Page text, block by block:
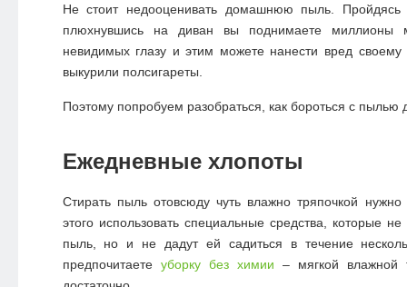
Не стоит недооценивать домашнюю пыль.
плюхнувшись на диван вы поднимаете миллионы
невидимых глазу и этим можете нанести вред своему
выкурили полсигареты.
Поэтому попробуем разобраться, как бороться с пылью
Ежедневные хлопоты
Стирать пыль отовсюду чуть влажно тряпочкой
этого использовать специальные средства, которые не
пыль, но и не дадут ей садиться в течение
предпочитаете уборку без химии – мягкой влажной